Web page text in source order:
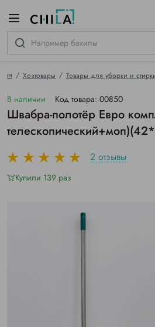
Хозтовары Товары для уборки и
В наличии Код товара: 00850
Швабра-полотёр Евро
2 отзывы
Купили 139 раз
гамме